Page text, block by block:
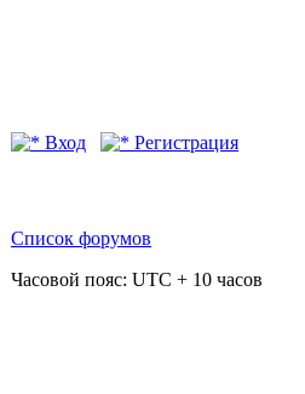
Вход
Регистрация
Список форумов
Часовой пояс: UTC + 10 часов